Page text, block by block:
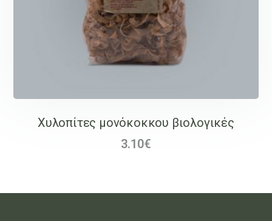
Χυλοπίτες μονόκοκκου βιολογικές
3.10€